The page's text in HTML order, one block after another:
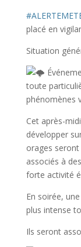
placé en
Situation
toute
phénomènes
Cet après-
développer
orages
associés à
forte activité
En soirée,
plus intense
Ils seront